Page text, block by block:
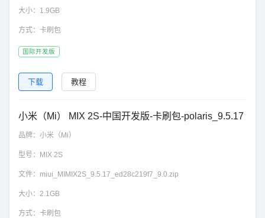
大小： 1.9GB
方式： 卡刷包
国际开发版
下载 教程
小米（Mi） MIX 2S-中国开发版-卡刷包-polaris_9.5.17
品牌： 小米（Mi）
型号： MIX 2S
文件： miui_MIMIX2S_9.5.17_ed28c219f7_9.0.zip
大小： 2.1GB
方式： 卡刷包